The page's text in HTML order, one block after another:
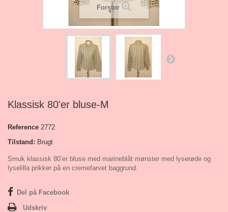
Forstør
Klassisk 80'er bluse-M
Reference 2772
Tilstand: Brugt
Smuk klassisk 80’er bluse med marineblåt mønster med lyserøde og
lyselilla prikker på en cremefarvet baggrund.
Del på Facebook
Udskriv